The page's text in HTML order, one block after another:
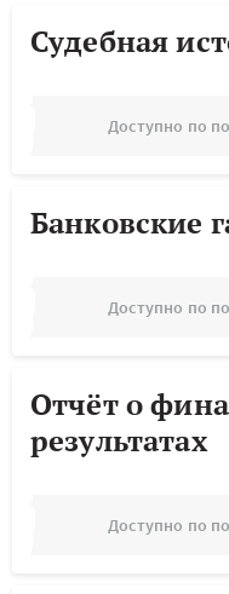
Судебная
Доступно по
Банковские
Доступно по
Отчёт о
результатах
Доступно по